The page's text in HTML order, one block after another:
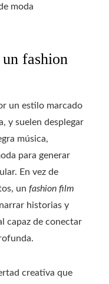
moda
fashion
un estilo marcado
y suelen desplegar
música,
para generar
En vez de
un fashion film
historias y
capaz de conectar
creativa que